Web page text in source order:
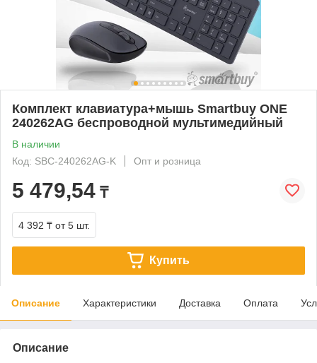
Комплект клавиатура+мышь Smartbuy ONE
240262AG беспроводной мультимедийный
В наличии
Код: SBC-240262AG-K
Опт и розница
5 479,54 ₸
4 392 ₸ от 5 шт.
Купить
Описание Характеристики Доставка Оплата
Описание